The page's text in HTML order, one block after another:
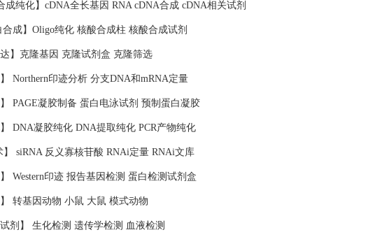
成纯化】cDNA全长基因 RNA cDNA合成 cDNA相关试剂
合成】Oligo纯化 核酸合成柱 核酸合成试剂
达】克隆基因 克隆试剂盒 克隆筛选
】 Northern印迹分析 分支DNA和mRNA定量
】 PAGE凝胶制备 蛋白电泳试剂 预制蛋白凝胶
】 DNA凝胶纯化 DNA提取纯化 PCR产物纯化
】 siRNA 反义寡核苷酸 RNAi定量 RNAi文库
】 Western印迹 报告基因检测 蛋白检测试剂盒
】 转基因动物 小鼠 大鼠 模式动物
试剂】 生化检测 遗传学检测 血液检测